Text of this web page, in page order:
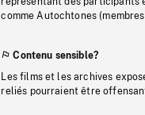
comme Autochtones
Contenu sensible?
Les films et les archives
reliés pourraient être